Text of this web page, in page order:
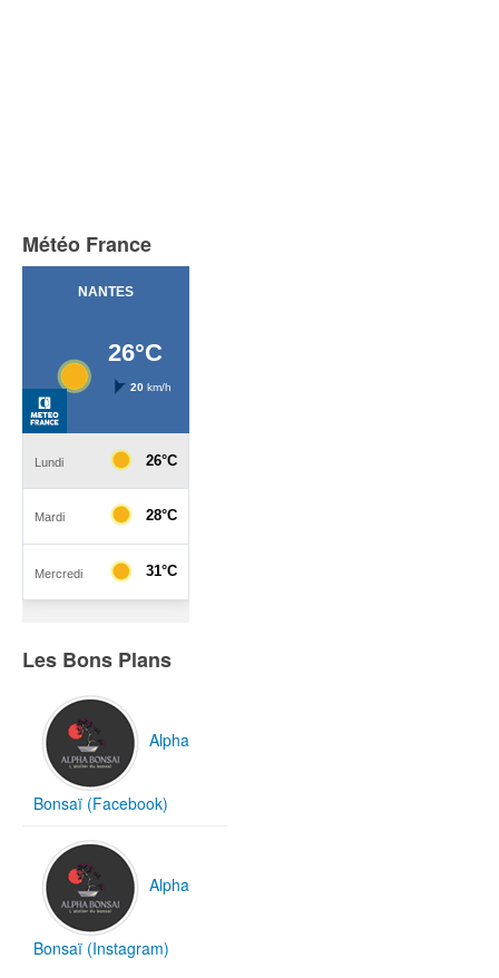
Météo France
Les Bons Plans
Alpha
Bonsaï (Facebook)
Alpha
Bonsaï (Instagram)